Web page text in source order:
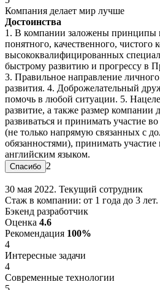
Компания делает мир лучше
Достоинства
1. В компании заложены принципы
понятного, качественного, чистого
высококвалифицированных
быстрому развитию и прогрессу в
3. Правильное направление
развития. 4. Доброжелательный
помочь в любой ситуации. 5.
развитие, а также размер компании
развиваться и принимать участие
(не только напрямую связанных с
обязанностями), принимать
английским языком.
2
30 мая 2022. Текущий сотрудник
Стаж в компании: от 1 года до 3 лет.
Бэкенд разработчик
Оценка 4.6
Рекомендация 100%
4
Интересные задачи
4
Современные технологии